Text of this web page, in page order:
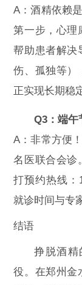
A：酒精依赖
第一步，心理
帮助患者解决
伤、孤独等）
正实现长期稳
Q3：端午
A：非常方便
名医联合会诊
打预约热线：
就诊时间与专
结语
挣脱酒精
役。在郑州金